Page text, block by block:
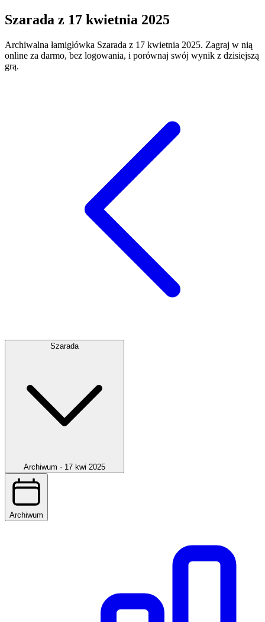
Szarada z 17 kwietnia 2025
Archiwalna łamigłówka Szarada z 17 kwietnia 2025. Zagraj w nią
online za darmo, bez logowania, i porównaj swój wynik z dzisiejszą
grą.
Szarada
Archiwum · 17 kwi 2025
Archiwum